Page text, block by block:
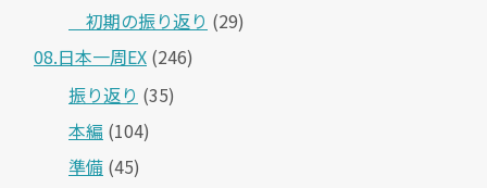
＿初期の振り返り (29)
08.日本一周EX (246)
振り返り (35)
本編 (104)
準備 (45)